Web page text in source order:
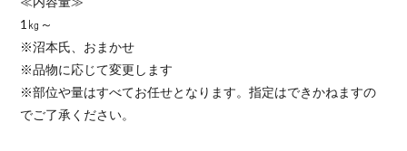
1㎏～
※沼本氏、おまかせ
※品物に応じて変更します
※部位や量はすべてお任せとなります。指定はできかねますの
でご了承ください。